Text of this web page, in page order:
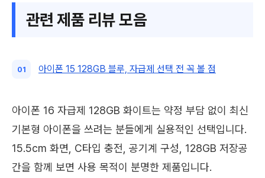
관련 제품 리뷰 모음
아이폰 15 128GB 블루, 자급제 선택 전 꼭 볼 점
아이폰 16 자급제 128GB 화이트는 약정 부담 없이 최신
기본형 아이폰을 쓰려는 분들에게 실용적인 선택입니다.
15.5cm 화면, C타입 충전, 공기계 구성, 128GB 저장공
간을 함께 보면 사용 목적이 분명한 제품입니다.